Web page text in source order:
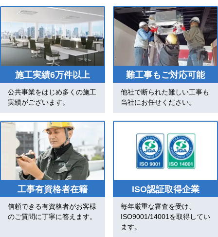
施工実績6万件以上
公共事業をはじめ多くの施工
実績がございます。
難工事もご対応可能
他社で断られた難しい工事も
当社にお任せください。
工事有資格者在籍
信頼できる有資格者がお客様
のご質問に丁寧に答えます。
ISO認証取得企業
毎年厳重な審査を受け、
ISO9001/14001を取得してい
ます。